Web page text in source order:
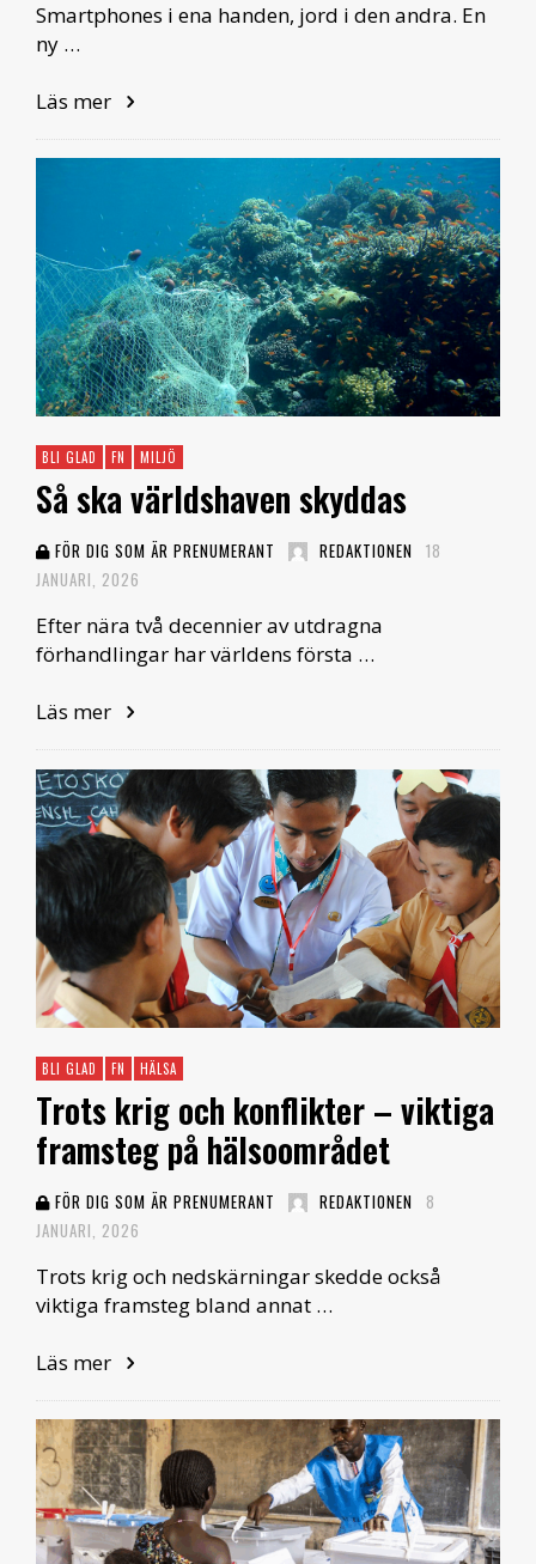
Smartphones i ena handen, jord i den andra. En
ny …
Läs mer
BLI GLAD FN MILJÖ
Så ska världshaven skyddas
FÖR DIG SOM ÄR PRENUMERANT REDAKTIONEN 18
JANUARI, 2026
Efter nära två decennier av utdragna
förhandlingar har världens första …
Läs mer
BLI GLAD FN HÄLSA
Trots krig och konflikter – viktiga
framsteg på hälsoområdet
FÖR DIG SOM ÄR PRENUMERANT REDAKTIONEN
8
JANUARI, 2026
Trots krig och nedskärningar skedde också
viktiga framsteg bland annat …
Läs mer